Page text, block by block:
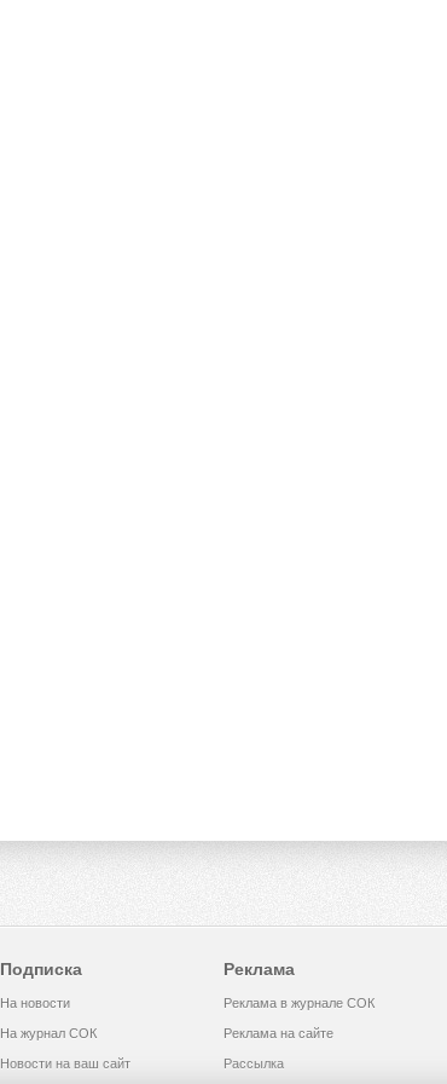
Подписка
На новости
На журнал СОК
Новости на ваш сайт
Реклама
Реклама в журнале СОК
Реклама на сайте
Рассылка